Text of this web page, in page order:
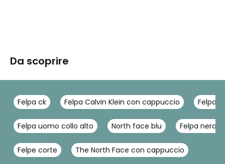
Da scoprire
Felpa ck Felpa Calvin Klein con cappuccio Felpa
Felpa uomo collo alto North face blu Felpa nera
Felpe corte The North Face con cappuccio